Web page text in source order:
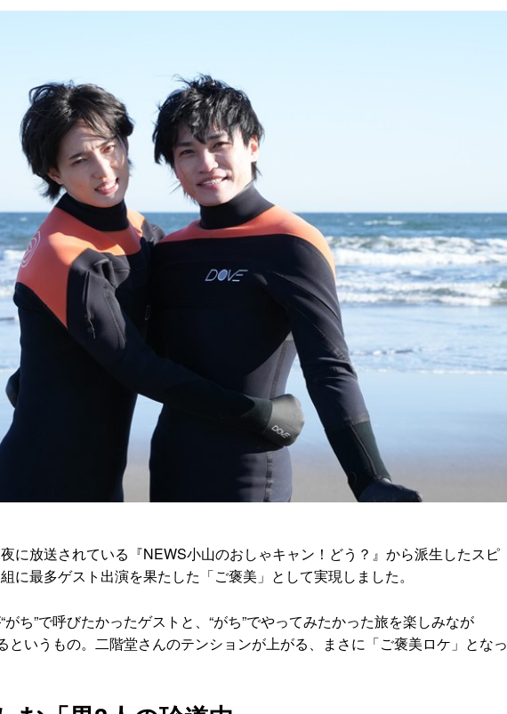
に放送されている『NEWS小山のおしゃキャン！どう？』から派生したスピ
に最多ゲスト出演を果たした「ご褒美」として実現しました。
ち”で呼びたかったゲストと、“がち”でやってみたかった旅を楽しみなが
というもの。二階堂さんのテンションが上がる、まさに「ご褒美ロケ」となっ